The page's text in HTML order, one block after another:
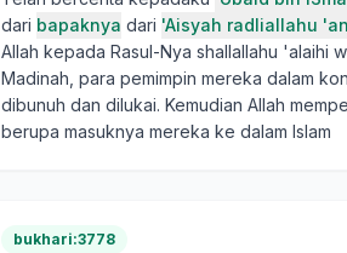
dari bapaknya dari 'Aisyah radliallahu
Allah kepada Rasul-Nya shallallahu 'alaihi
Madinah, para pemimpin mereka dalam
dibunuh dan dilukai. Kemudian Allah
berupa masuknya mereka ke dalam Islam
bukhari:3778